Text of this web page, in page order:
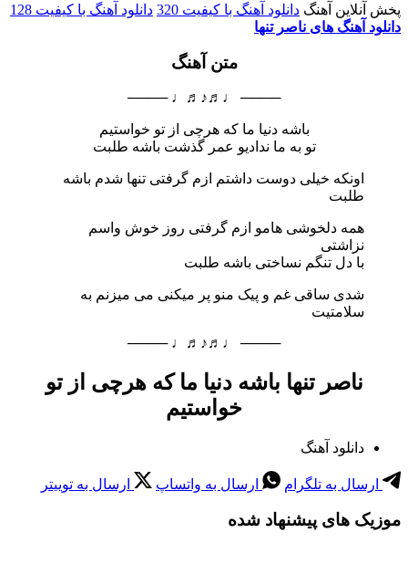
پخش آنلاین آهنگ دانلود آهنگ با کیفیت 320
دانلود آهنگ با کیفیت 128
دانلود آهنگ های ناصر تنها
متن آهنگ
──── ♩♬♪♬♩ ────
باشه دنیا ما که هرچی از تو خواستیم
تو به ما ندادیو عمر گذشت باشه طلبت
اونکه خیلی دوست داشتم ازم گرفتی تنها شدم باشه
طلبت
همه دلخوشی هامو ازم گرفتی روز خوش واسم
نزاشتی
با دل تنگم نساختی باشه طلبت
شدی ساقی غم و پیک منو پر میکنی می میزنم به
سلامتیت
──── ♩♬♪♬♩ ────
ناصر تنها باشه دنیا ما که هرچی از تو
خواستیم
دانلود آهنگ
ارسال به تلگرام ارسال به واتساپ ارسال به توییتر
موزیک های پیشنهاد شده